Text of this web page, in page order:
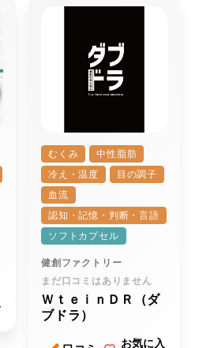
むくみ
中性脂肪
冷え・温度
目の調子
血流
認知・記憶・判断・言語
ソフトカプセル
健創ファクトリー
まだ口コミはありません
ＷｔｅｉｎＤＲ（ダ
ブドラ）
お気に入